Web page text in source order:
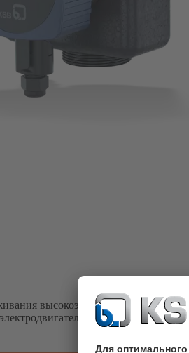
высокоэффективный
и плавной